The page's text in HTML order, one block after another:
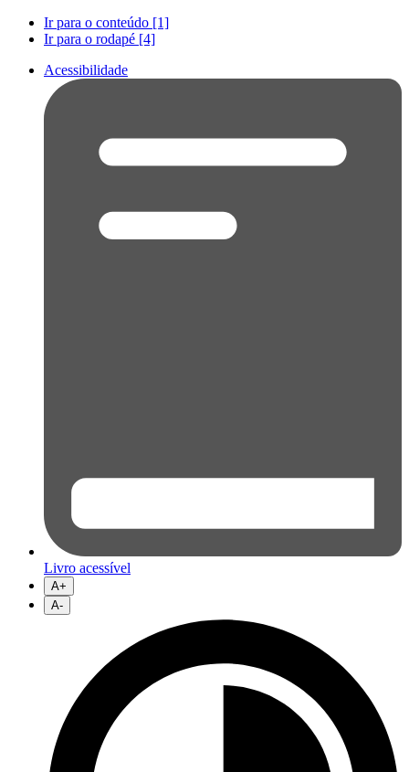
Ir para o conteúdo [1]
Ir para o rodapé [4]
Acessibilidade
Livro acessível
A+
A-